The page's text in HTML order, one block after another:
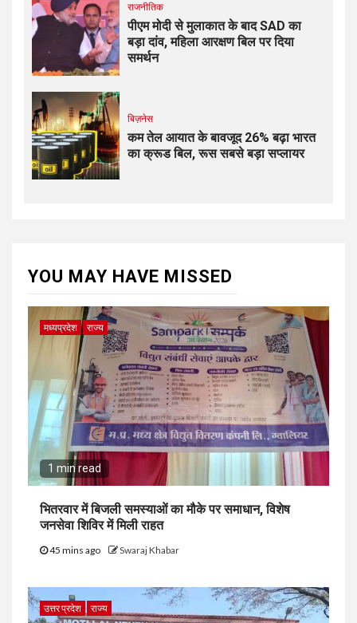
राजनीतिक
पीएम मोदी से मुलाकात के बाद SAD का
बड़ा दांव, महिला आरक्षण बिल पर दिया
समर्थन
बिज़नेस
कम तेल आयात के बावजूद 26% बढ़ा भारत
का क्रूड बिल, रूस सबसे बड़ा सप्लायर
YOU MAY HAVE MISSED
मध्यप्रदेश राज्य
1 min read
भितरवार में बिजली समस्याओं का मौके पर समाधान, विशेष
जनसेवा शिविर में मिली राहत
45 mins ago Swaraj Khabar
उत्तर प्रदेश राज्य